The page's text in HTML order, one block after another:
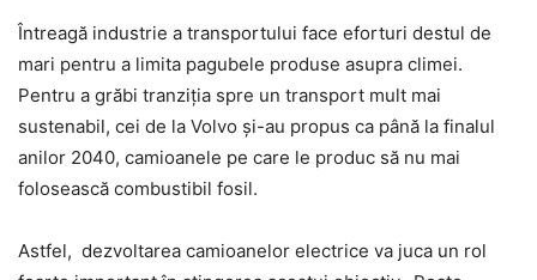
Întreagă industrie a transportului face eforturi destul de
mari pentru a limita pagubele produse asupra climei.
Pentru a grăbi tranziția spre un transport mult mai
sustenabil, cei de la Volvo și-au propus ca până la finalul
anilor 2040, camioanele pe care le produc să nu mai
folosească combustibil fosil.
Astfel, dezvoltarea camioanelor electrice va juca un rol